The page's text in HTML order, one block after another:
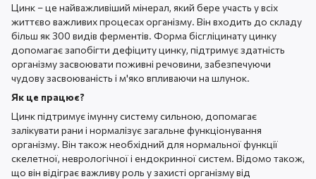
Цинк – це найважливіший мінерал, який бере участь у всіх
життєво важливих процесах організму. Він входить до складу
більш як 300 видів ферментів. Форма бісгліцинату цинку
допомагає запобігти дефіциту цинку, підтримує здатність
організму засвоювати поживні речовини, забезпечуючи
чудову засвоюваність і м'яко впливаючи на шлунок.
Як це працює?
Цинк підтримує імунну систему сильною, допомагає
залікувати рани і нормалізує загальне функціонування
організму. Він також необхідний для нормальної функції
скелетної, неврологічної і ендокринної систем. Відомо також,
що він відіграє важливу роль у захисті організму від